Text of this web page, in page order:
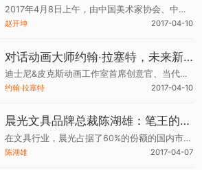
2017年4月8日上午，由中国美术家协会、中国油画协会、吉林艺术学院联合举办的“与自然对话--赵开坤油画作品回顾展”在中国美术馆开幕，举办此次回顾展旨在表达赵开坤的缅怀与纪念。
赵开坤 2017-04-10
对话动画大师约翰·拉塞特，未来新片计划公布！
迪士尼&皮克斯动画工作室首席创意官、当代动画大师约翰·拉塞特（John Lasseter) 来到上海，与数百名粉丝及动画艺术专业类学生分享了迪士尼和皮克斯未来的动画新片计划，与大家畅聊动画创作，并首次揭晓了他夏威夷衫的秘密！
约翰·拉塞特 2017-04-10
晨光文具品牌总裁陈湖雄：笔王的成长
在文具行业，晨光占据了60%的份额的国内市场，而且在国际品牌竞争当中，也没有失去阵地。全球最大的制笔公司“Sanford”进入中国市场做了13年还是以失败告终；全世界第二品牌“BIC”，同样在中国没有成功开拓市场，所以，中国目前的本土企业还是具有一定优势的。
陈湖雄 2017-04-07